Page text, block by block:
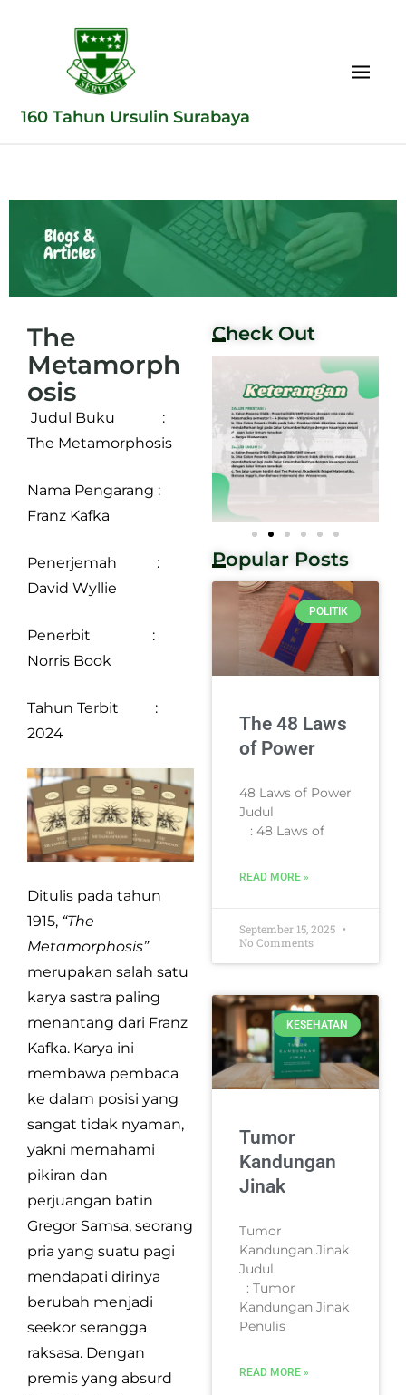
160 Tahun Ursulin Surabaya
The
Metamorph
osis
Judul Buku :
The Metamorphosis
Nama Pengarang :
Franz Kafka
Penerjemah :
David Wyllie
Penerbit :
Norris Book
Tahun Terbit :
2024
Ditulis pada tahun
1915, “The
Metamorphosis”
merupakan salah satu
karya sastra paling
menantang dari Franz
Kafka. Karya ini
membawa pembaca
ke dalam posisi yang
sangat tidak nyaman,
yakni memahami
pikiran dan
perjuangan batin
Gregor Samsa, seorang
pria yang suatu pagi
mendapati dirinya
berubah menjadi
seekor serangga
raksasa. Dengan
premis yang absurd
Check Out
Popular Posts
POLITIK
The 48 Laws
of Power
48 Laws of Power
Judul
: 48 Laws of
READ MORE »
September 15, 2025
No Comments
KESEHATAN
Tumor
Kandungan
Jinak
Tumor
Kandungan Jinak
Judul
: Tumor
Kandungan Jinak
Penulis
READ MORE »